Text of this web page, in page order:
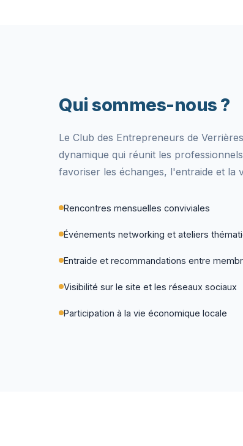
Qui sommes-nous ?
Le Club des Entrepreneurs de
dynamique qui réunit les
favoriser les échanges, l'entraide et la
Rencontres mensuelles conviviales
Événements networking et ateliers
Entraide et recommandations entre
Visibilité sur le site et les réseaux sociaux
Participation à la vie économique locale